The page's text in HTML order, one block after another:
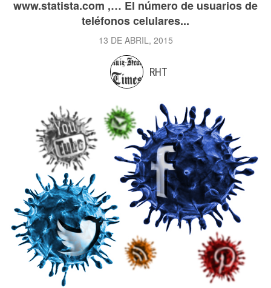
www.statista.com ,… El número de usuarios de
teléfonos celulares...
13 DE ABRIL, 2015
RHT